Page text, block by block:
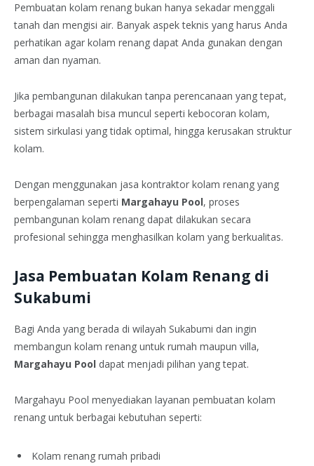
Pembuatan kolam renang bukan hanya sekadar menggali
tanah dan mengisi air. Banyak aspek teknis yang harus Anda
perhatikan agar kolam renang dapat Anda gunakan dengan
aman dan nyaman.
Jika pembangunan dilakukan tanpa perencanaan yang tepat,
berbagai masalah bisa muncul seperti kebocoran kolam,
sistem sirkulasi yang tidak optimal, hingga kerusakan struktur
kolam.
Dengan menggunakan jasa kontraktor kolam renang yang
berpengalaman seperti Margahayu Pool, proses
pembangunan kolam renang dapat dilakukan secara
profesional sehingga menghasilkan kolam yang berkualitas.
Jasa Pembuatan Kolam Renang di
Sukabumi
Bagi Anda yang berada di wilayah Sukabumi dan ingin
membangun kolam renang untuk rumah maupun villa,
Margahayu Pool dapat menjadi pilihan yang tepat.
Margahayu Pool menyediakan layanan pembuatan kolam
renang untuk berbagai kebutuhan seperti:
Kolam renang rumah pribadi